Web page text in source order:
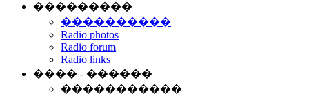
���������
����������
Radio photos
Radio forum
Radio links
���� - ������
�����������